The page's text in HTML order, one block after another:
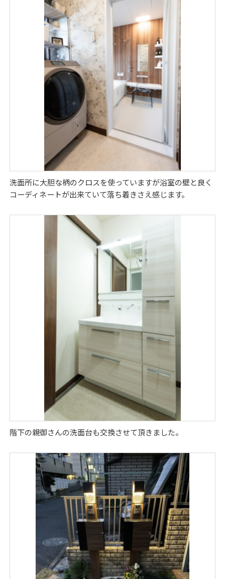
洗面所に大胆な柄のクロスを使っていますが浴室の壁と良く
コーディネートが出来ていて落ち着きさえ感じます。
階下の親御さんの洗面台も交換させて頂きました。